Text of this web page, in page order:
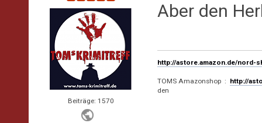
Beiträge: 1570
Aber den
http://astore.amazon.de/nord-
TOMS Amazonshop : http://
den